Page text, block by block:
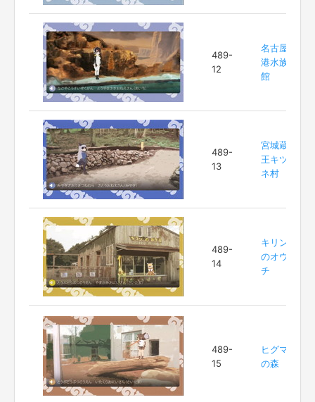
489-
12
名古屋
港水族
館
489-
13
宮城蔵
王キツ
ネ村
489-
14
キリン
のオウ
チ
489-
15
ヒグマ
の森